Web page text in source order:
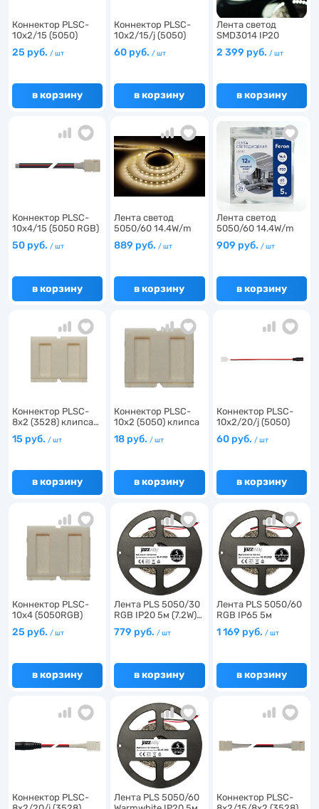
3
33
49
Коннектор PLSC-
10x2/15 (5050)
прово…
25 руб. / шт
в корзину
Коннектор PLSC-
10x2/15/j (5050)
60 руб./ шт
в корзину
Лента светод
SMD3014 IP20
Теплый бел…
2 399 руб. / шт
в корзину
Коннектор PLSC-
10x4/15 (5050 RGB)
…
50 руб. / шт
в корзину
Лента светод
5050/60 14.4W/m
12V IP2…
889 руб./ шт
в корзину
Лента светод
5050/60 14.4W/m
12V IP2…
909 руб. / шт
в корзину
Коннектор PLSC-
8x2 (3528) клипса…
15 руб. / шт
в корзину
Коннектор PLSC-
10x2 (5050) клипса
18 руб./ шт
в корзину
Коннектор PLSC-
10x2/20/j (5050)
60 руб. / шт
в корзину
Коннектор PLSC-
10x4 (5050RGB)
клипса…
25 руб. / шт
в корзину
Лента PLS 5050/30
RGB IP20 5м (7.2W)…
779 руб./ шт
в корзину
Лента PLS 5050/60
RGB IP65 5м
1 169 руб. / шт
в корзину
Коннектор PLSC-
Лента PLS 5050/60
Коннектор PLSC-